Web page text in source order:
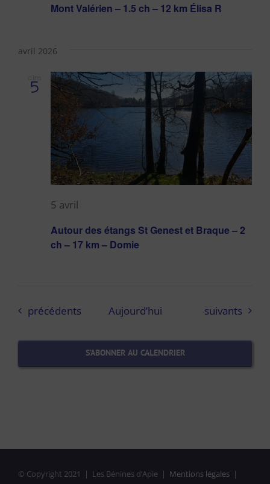
Mont Valérien – 1.5 ch – 12 km Élisa R
avril 2026
dim
5
Autour des étangs St Genest et Braque – 2
ch – 17 km – Domie
5 avril
Évènements
précédents Aujourd’hui Évènements
suivants
S’ABONNER AU CALENDRIER
© Copyright 2021 | Les Bénines d’Apie | Mentions légales|